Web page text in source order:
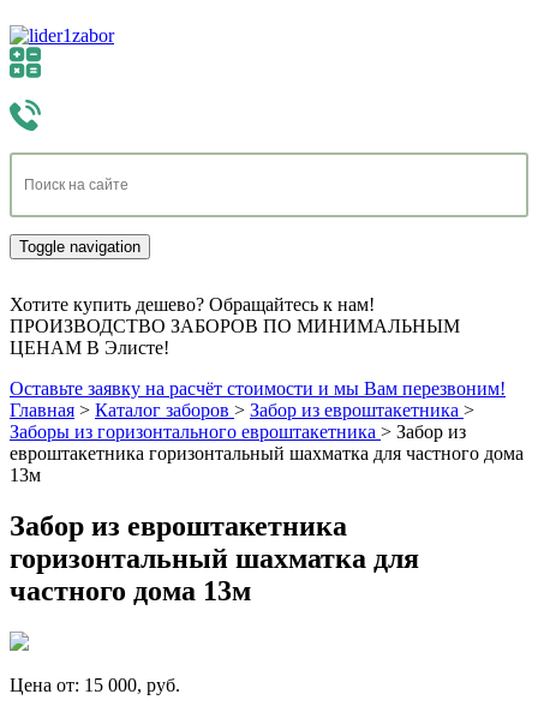
Toggle navigation
Хотите купить дешево? Обращайтесь к нам!
ПРОИЗВОДСТВО ЗАБОРОВ ПО МИНИМАЛЬНЫМ
ЦЕНАМ В Элисте!
Оставьте заявку на расчёт стоимости и мы Вам перезвоним!
Главная > Каталог заборов > Забор из евроштакетника >
Заборы из горизонтального евроштакетника > Забор из
евроштакетника горизонтальный шахматка для частного дома
13м
Забор из евроштакетника
горизонтальный шахматка для
частного дома 13м
Цена от: 15 000, руб.